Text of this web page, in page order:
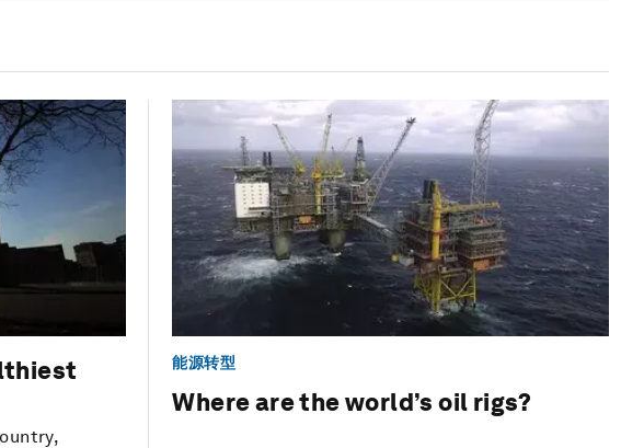
能源转型
Where are the world’s oil rigs?